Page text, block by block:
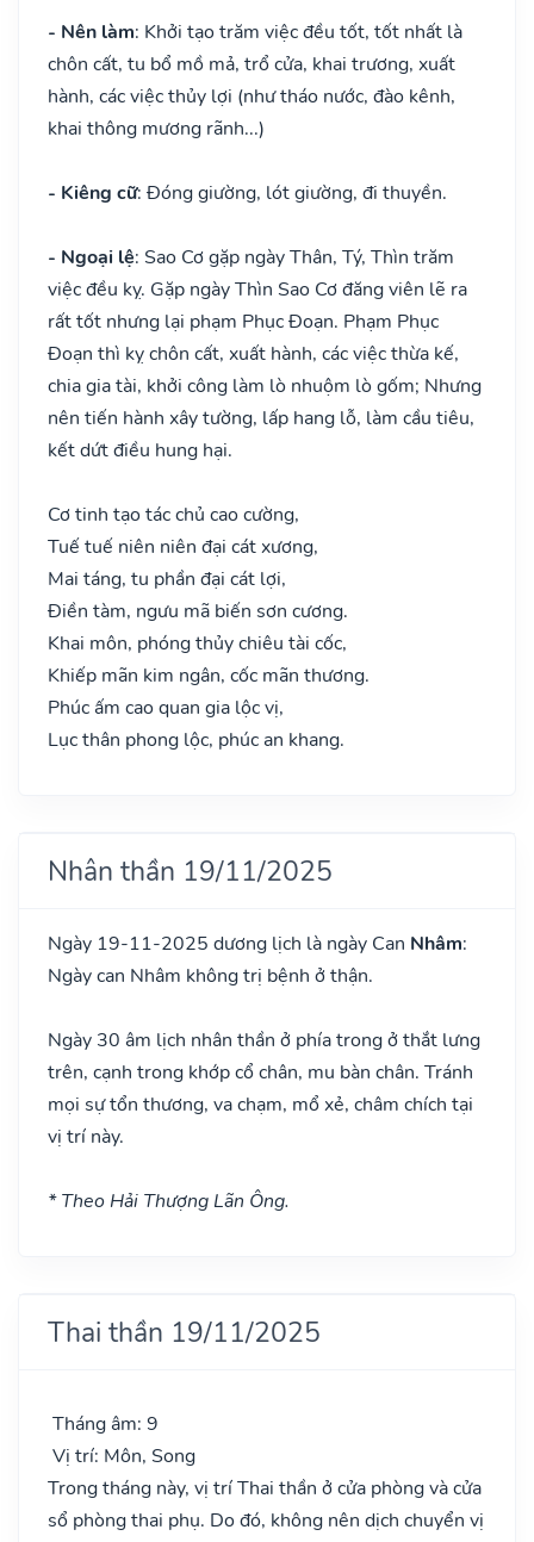
- Nên làm: Khởi tạo trăm việc đều tốt, tốt nhất là
chôn cất, tu bổ mồ mả, trổ cửa, khai trương, xuất
hành, các việc thủy lợi (như tháo nước, đào kênh,
khai thông mương rãnh...)
- Kiêng cữ: Đóng giường, lót giường, đi thuyền.
- Ngoại lệ: Sao Cơ gặp ngày Thân, Tý, Thìn trăm
việc đều kỵ. Gặp ngày Thìn Sao Cơ đăng viên lẽ ra
rất tốt nhưng lại phạm Phục Đoạn. Phạm Phục
Đoạn thì kỵ chôn cất, xuất hành, các việc thừa kế,
chia gia tài, khởi công làm lò nhuộm lò gốm; Nhưng
nên tiến hành xây tường, lấp hang lỗ, làm cầu tiêu,
kết dứt điều hung hại.
Cơ tinh tạo tác chủ cao cường,
Tuế tuế niên niên đại cát xương,
Mai táng, tu phần đại cát lợi,
Điền tàm, ngưu mã biến sơn cương.
Khai môn, phóng thủy chiêu tài cốc,
Khiếp mãn kim ngân, cốc mãn thương.
Phúc ấm cao quan gia lộc vị,
Lục thân phong lộc, phúc an khang.
Nhân thần 19/11/2025
Ngày 19-11-2025 dương lịch là ngày Can Nhâm:
Ngày can Nhâm không trị bệnh ở thận.
Ngày 30 âm lịch nhân thần ở phía trong ở thắt lưng
trên, cạnh trong khớp cổ chân, mu bàn chân. Tránh
mọi sự tổn thương, va chạm, mổ xẻ, châm chích tại
vị trí này.
* Theo Hải Thượng Lãn Ông.
Thai thần 19/11/2025
Tháng âm: 9
Vị trí: Môn, Song
Trong tháng này, vị trí Thai thần ở cửa phòng và cửa
sổ phòng thai phụ. Do đó, không nên dịch chuyển vị